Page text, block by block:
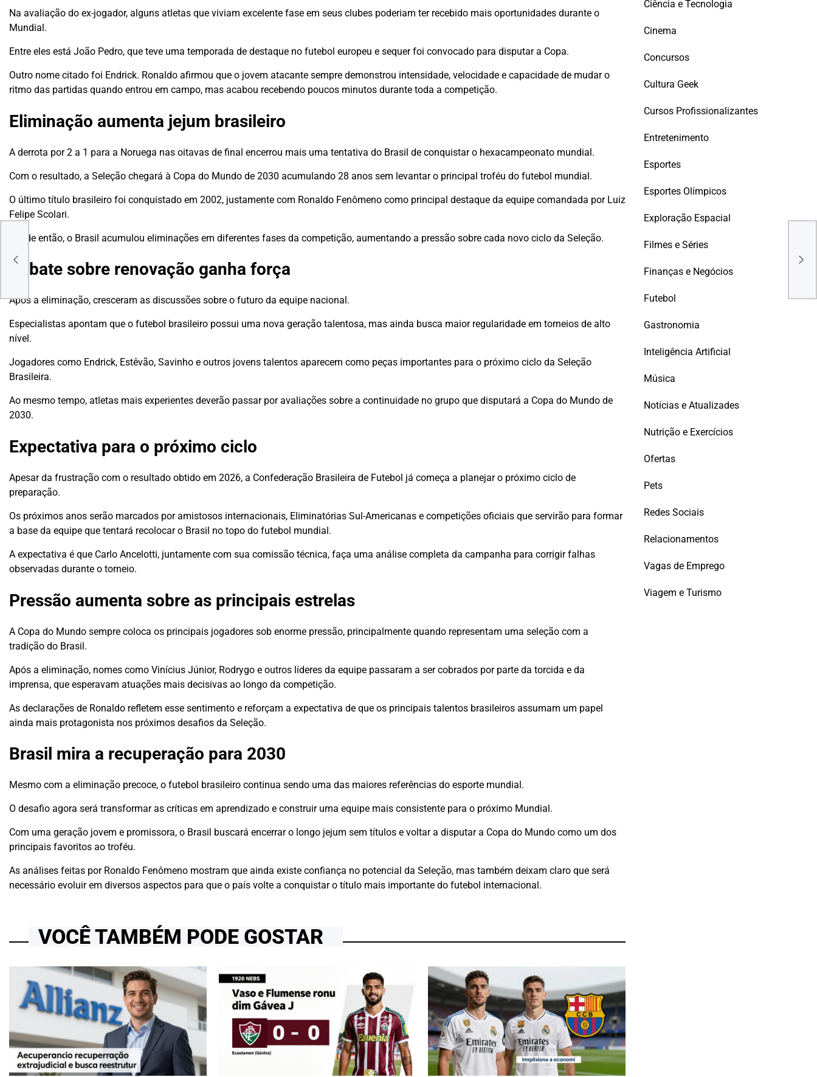
Na avaliação do ex-jogador, alguns atletas que viviam excelente fase em seus clubes poderiam ter recebido mais oportunidades durante o
Mundial.
Entre eles está João Pedro, que teve uma temporada de destaque no futebol europeu e sequer foi convocado para disputar a Copa.
Outro nome citado foi Endrick. Ronaldo afirmou que o jovem atacante sempre demonstrou intensidade, velocidade e capacidade de mudar o
ritmo das partidas quando entrou em campo, mas acabou recebendo poucos minutos durante toda a competição.
Eliminação aumenta jejum brasileiro
A derrota por 2 a 1 para a Noruega nas oitavas de final encerrou mais uma tentativa do Brasil de conquistar o hexacampeonato mundial.
Com o resultado, a Seleção chegará à Copa do Mundo de 2030 acumulando 28 anos sem levantar o principal troféu do futebol mundial.
O último título brasileiro foi conquistado em 2002, justamente com Ronaldo Fenômeno como principal destaque da equipe comandada por Luiz
Felipe Scolari.
Desde então, o Brasil acumulou eliminações em diferentes fases da competição, aumentando a pressão sobre cada novo ciclo da Seleção.
Debate sobre renovação ganha força
Após a eliminação, cresceram as discussões sobre o futuro da equipe nacional.
Especialistas apontam que o futebol brasileiro possui uma nova geração talentosa, mas ainda busca maior regularidade em torneios de alto
nível.
Jogadores como Endrick, Estêvão, Savinho e outros jovens talentos aparecem como peças importantes para o próximo ciclo da Seleção
Brasileira.
Ao mesmo tempo, atletas mais experientes deverão passar por avaliações sobre a continuidade no grupo que disputará a Copa do Mundo de
2030.
Expectativa para o próximo ciclo
Apesar da frustração com o resultado obtido em 2026, a Confederação Brasileira de Futebol já começa a planejar o próximo ciclo de
preparação.
Os próximos anos serão marcados por amistosos internacionais, Eliminatórias Sul-Americanas e competições oficiais que servirão para formar
a base da equipe que tentará recolocar o Brasil no topo do futebol mundial.
A expectativa é que Carlo Ancelotti, juntamente com sua comissão técnica, faça uma análise completa da campanha para corrigir falhas
observadas durante o torneio.
Pressão aumenta sobre as principais estrelas
A Copa do Mundo sempre coloca os principais jogadores sob enorme pressão, principalmente quando representam uma seleção com a
tradição do Brasil.
Após a eliminação, nomes como Vinícius Júnior, Rodrygo e outros líderes da equipe passaram a ser cobrados por parte da torcida e da
imprensa, que esperavam atuações mais decisivas ao longo da competição.
As declarações de Ronaldo refletem esse sentimento e reforçam a expectativa de que os principais talentos brasileiros assumam um papel
ainda mais protagonista nos próximos desafios da Seleção.
Brasil mira a recuperação para 2030
Mesmo com a eliminação precoce, o futebol brasileiro continua sendo uma das maiores referências do esporte mundial.
O desafio agora será transformar as críticas em aprendizado e construir uma equipe mais consistente para o próximo Mundial.
Com uma geração jovem e promissora, o Brasil buscará encerrar o longo jejum sem títulos e voltar a disputar a Copa do Mundo como um dos
principais favoritos ao troféu.
As análises feitas por Ronaldo Fenômeno mostram que ainda existe confiança no potencial da Seleção, mas também deixam claro que será
necessário evoluir em diversos aspectos para que o país volte a conquistar o título mais importante do futebol internacional.
VOCÊ TAMBÉM PODE GOSTAR
Ciência e Tecnologia
Cinema
Concursos
Cultura Geek
Cursos Profissionalizantes
Entretenimento
Esportes
Esportes Olímpicos
Exploração Espacial
Filmes e Séries
Finanças e Negócios
Futebol
Gastronomia
Inteligência Artificial
Música
Notícias e Atualizades
Nutrição e Exercícios
Ofertas
Pets
Redes Sociais
Relacionamentos
Vagas de Emprego
Viagem e Turismo